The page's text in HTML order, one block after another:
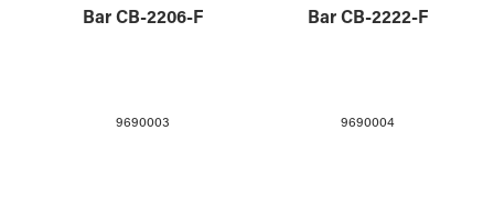
Bar CB-2206-F
9690003
Bar CB-2222-F
9690004